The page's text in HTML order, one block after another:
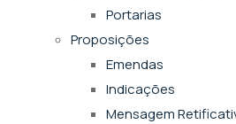
Portarias
Proposições
Emendas
Indicações
Mensagem